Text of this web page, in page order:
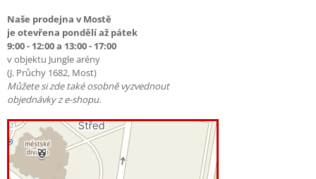
Naše prodejna v Mostě
je otevřena pondělí až pátek
9:00 - 12:00 a 13:00 - 17:00
v objektu Jungle arény
(J. Průchy 1682, Most)
Můžete si zde také osobně vyzvednout
objednávky z e-shopu.